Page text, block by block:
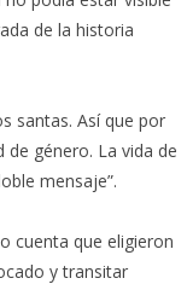
de la historia
santas. Así que por
de género. La vida de
mensaje”.
cuenta que eligieron
y transitar